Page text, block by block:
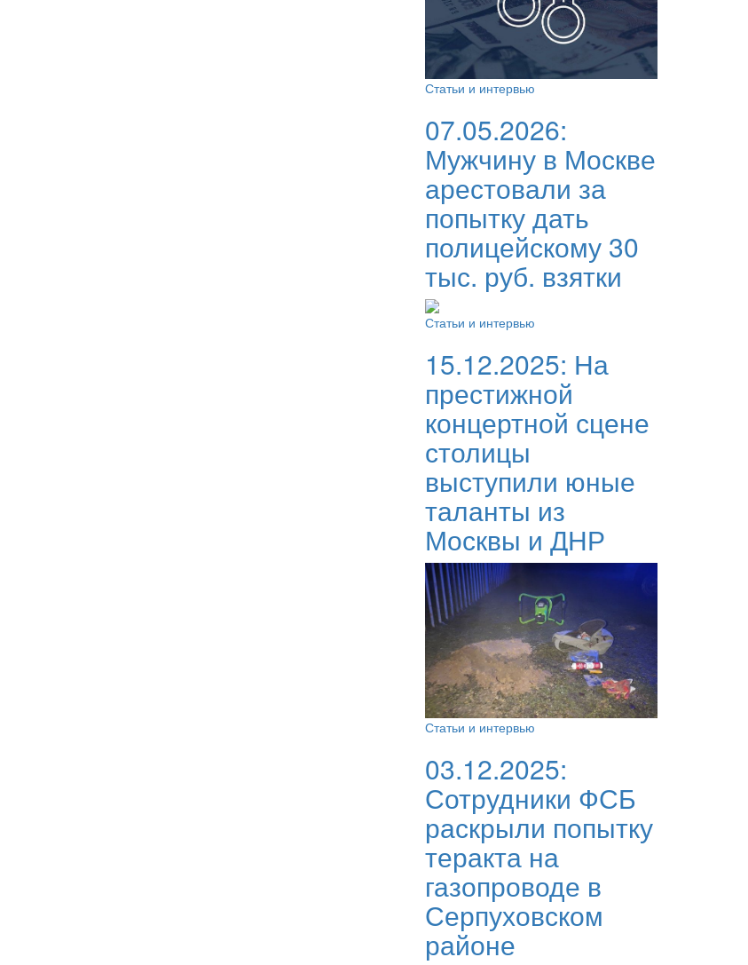
Статьи и интервью
07.05.2026:
Мужчину в Москве
арестовали за
попытку дать
полицейскому 30
тыс. руб. взятки
Статьи и интервью
15.12.2025: На
престижной
концертной сцене
столицы
выступили юные
таланты из
Москвы и ДНР
Статьи и интервью
03.12.2025:
Сотрудники ФСБ
раскрыли попытку
теракта на
газопроводе в
Серпуховском
районе